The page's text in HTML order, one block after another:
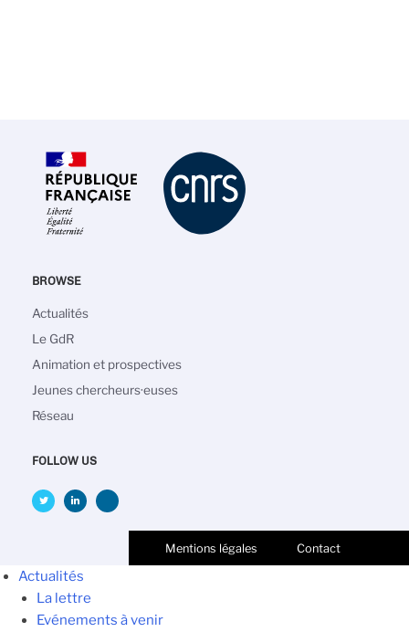
BROWSE
Navigation
principale
Actualités
Le GdR
Animation et prospectives
Jeunes chercheurs·euses
Réseau
FOLLOW US
Mentions légales Contact
Actualités
La lettre
Evénements à venir